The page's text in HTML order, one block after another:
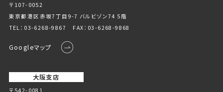
〒107-0052
東京都港区赤坂7丁目9-7 バルビゾン74 5階
TEL： 03-6268-9867 FAX：03-6268-9868
Googleマップ
大阪支店
〒542-0081